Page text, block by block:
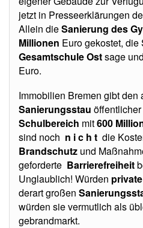
jetzt in Presseerklärungen
Allein dieSanierung des
Millionen Euro gekostet,
Gesamtschule Ostsage
Euro.
Immobilien Bremen gibt den
Sanierungsstau
Schulbereich mit600
sind noch n i c h t die
Brandschutz und
geforderte Barrierefreiheit
Unglaublich! Würden private
derart großen
würden sie vermutlich als
gebrandmarkt.